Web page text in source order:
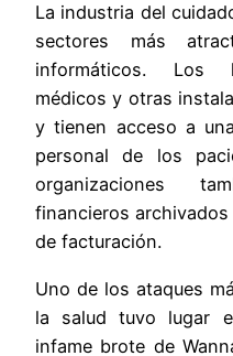
La industria del
sectores más
informáticos. Los
médicos y otras
y tienen acceso a
personal de los
organizaciones
financieros
de facturación.
Uno de los ataques
la salud tuvo lugar
infame brote de